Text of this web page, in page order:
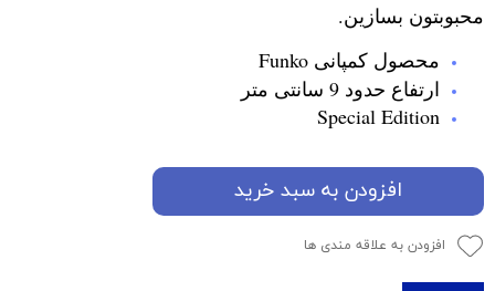
محبوبتون بسازین.
محصول کمپانی Funko
ارتفاع حدود 9 سانتی متر
Special Edition
افزودن به سبد خرید
افزودن به علاقه مندی ها